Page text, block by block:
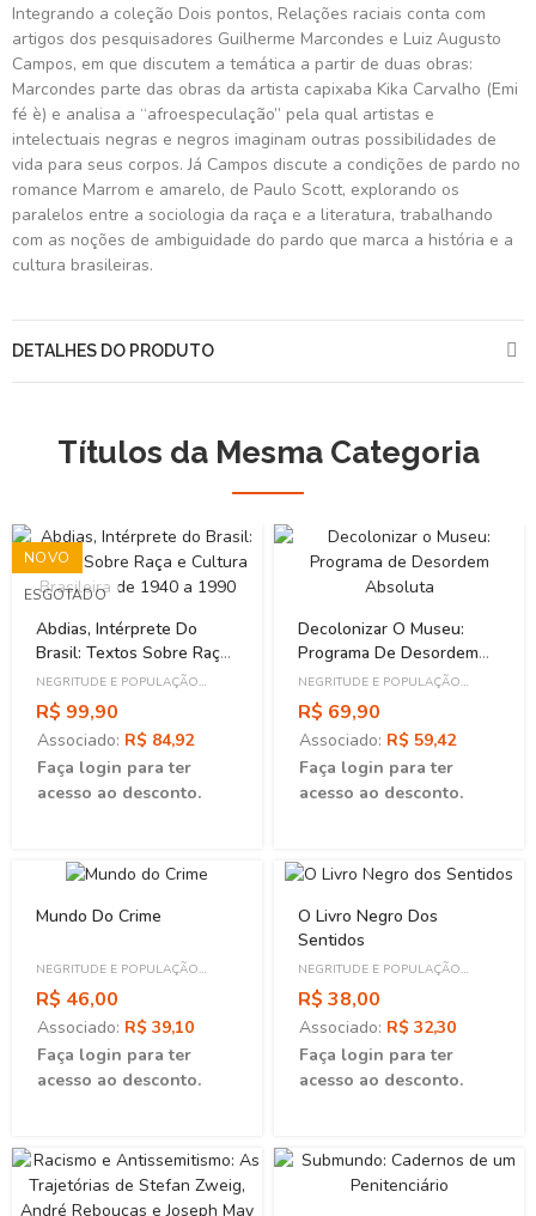
Integrando a coleção Dois pontos, Relações raciais conta com
artigos dos pesquisadores Guilherme Marcondes e Luiz Augusto
Campos, em que discutem a temática a partir de duas obras:
Marcondes parte das obras da artista capixaba Kika Carvalho (Emi
fé è) e analisa a “afroespeculação” pela qual artistas e
intelectuais negras e negros imaginam outras possibilidades de
vida para seus corpos. Já Campos discute a condições de pardo no
romance Marrom e amarelo, de Paulo Scott, explorando os
paralelos entre a sociologia da raça e a literatura, trabalhando
com as noções de ambiguidade do pardo que marca a história e a
cultura brasileiras.
DETALHES DO PRODUTO
Títulos da Mesma Categoria
NOVO
ESGOTADO
Abdias, Intérprete Do
Brasil: Textos Sobre Raça
E Cultura Brasileira De
1940 A 1990
NEGRITUDE E POPULAÇÃO
NEGRA
R$ 99,90
Associado: R$ 84,92
Faça login para ter
acesso ao desconto.
Mundo Do Crime
NEGRITUDE E POPULAÇÃO
NEGRA
R$ 46,00
Associado: R$ 39,10
Faça login para ter
acesso ao desconto.
Decolonizar O Museu:
Programa De Desordem
Absoluta
NEGRITUDE E POPULAÇÃO
NEGRA
R$ 69,90
Associado: R$ 59,42
Faça login para ter
acesso ao desconto.
O Livro Negro Dos
Sentidos
NEGRITUDE E POPULAÇÃO
NEGRA
R$ 38,00
Associado: R$ 32,30
Faça login para ter
acesso ao desconto.